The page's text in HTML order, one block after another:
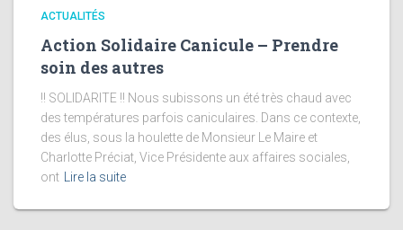
ACTUALITÉS
Action Solidaire Canicule – Prendre
soin des autres
!! SOLIDARITE !! Nous subissons un été très chaud avec
des températures parfois caniculaires. Dans ce contexte,
des élus, sous la houlette de Monsieur Le Maire et
Charlotte Préciat, Vice Présidente aux affaires sociales,
ont
Lire la suite